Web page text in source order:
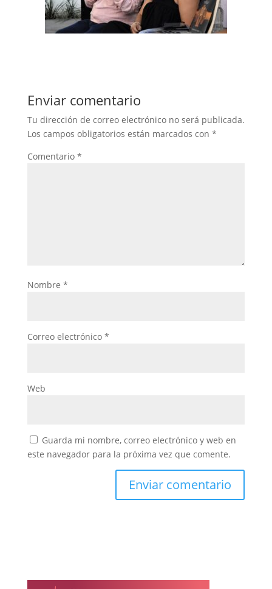
Enviar comentario
Tu dirección de correo electrónico no será publicada.
Los campos obligatorios están marcados con *
Comentario *
Nombre *
Correo electrónico *
Web
Guarda mi nombre, correo electrónico y web en
este navegador para la próxima vez que comente.